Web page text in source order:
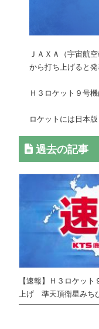
ＪＡＸＡ（宇宙航
から打ち上げると発
Ｈ３ロケット９号
ロケットには日本
過去の記事
【速報】Ｈ３ロケッ
上げ 準天頂衛星みち